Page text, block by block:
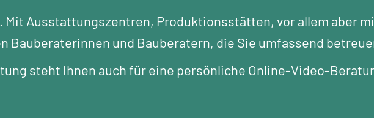
Mit Ausstattungszentren, Produktionsstätten, vor allem aber
Bauberaterinnen und Bauberatern, die Sie umfassend
steht Ihnen auch für eine persönliche Online-Video-